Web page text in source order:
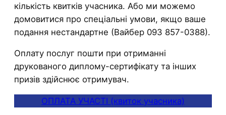
кількість квитків учасника. Або ми можемо
домовитися про спеціальні умови, якщо ваше
подання нестандартне (Вайбер 093 857-0388).
Оплату послуг пошти при отриманні
друкованого диплому-сертифікату та інших
призів здійснює отримувач.
ОПЛАТА УЧАСТІ (квиток учасника)